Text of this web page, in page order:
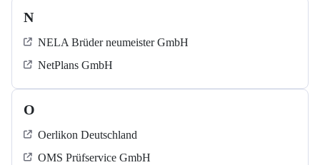
N
NELA Brüder neumeister GmbH
NetPlans GmbH
O
Oerlikon Deutschland
OMS Prüfservice GmbH